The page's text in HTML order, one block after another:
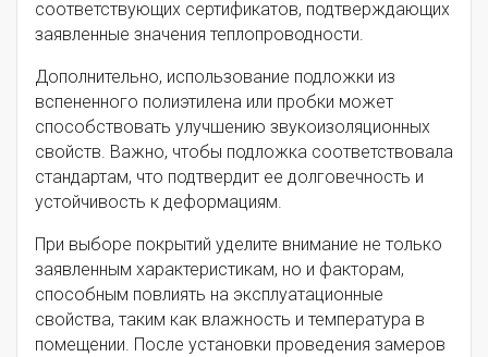
соответствующих сертификатов, подтверждающих
заявленные значения теплопроводности.
Дополнительно, использование подложки из
вспененного полиэтилена или пробки может
способствовать улучшению звукоизоляционных
свойств. Важно, чтобы подложка соответствовала
стандартам, что подтвердит ее долговечность и
устойчивость к деформациям.
При выборе покрытий уделите внимание не только
заявленным характеристикам, но и факторам,
способным повлиять на эксплуатационные
свойства, таким как влажность и температура в
помещении. После установки проведения замеров